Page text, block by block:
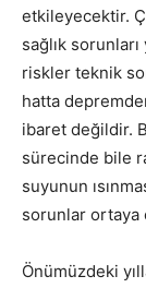
etkileyecektir.
sağlık
riskler teknik
hatta
ibaret değildir.
sürecinde bile
suyunun
sorunlar ortaya
Önümüzdeki